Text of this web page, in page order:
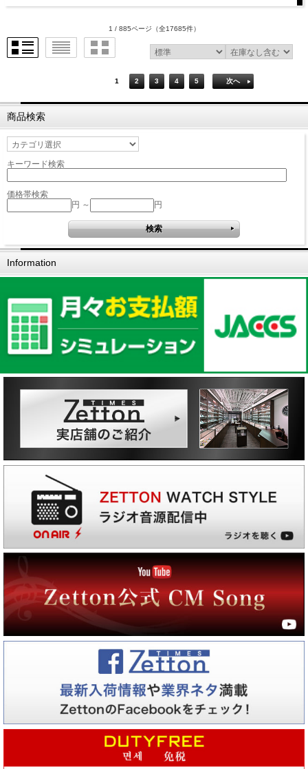
1 / 885ページ （全17685件）
1 2 3 4 5 次へ
商品検索
キーワード検索
価格帯検索
円 ～
円
Information